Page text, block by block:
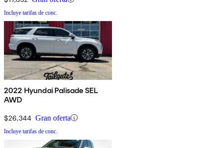
Incluye tarifas de conc.
2022 Hyundai Palisade SEL
AWD
$26,344 Gran oferta
Incluye tarifas de conc.